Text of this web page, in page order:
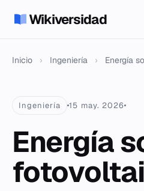
Wikiversidad
Inicio › Ingeniería › Energía
Ingeniería 15 may. 2026
Energía